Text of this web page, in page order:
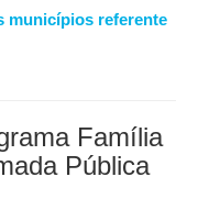
municípios referente
Família
Pública